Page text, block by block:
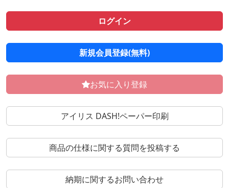
ログイン
新規会員登録(無料)
お気に入り登録
アイリス DASH!ペーパー印刷
商品の仕様に関する質問を投稿する
納期に関するお問い合わせ